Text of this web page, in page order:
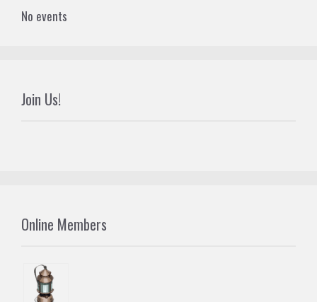
No events
Join Us!
Online Members